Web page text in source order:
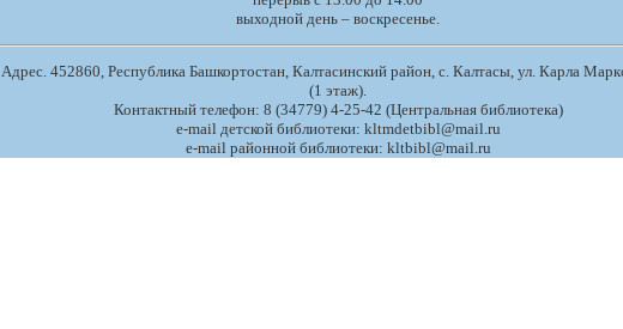
выходной день – воскресенье.
Адрес. 452860, Республика Башкортостан, Калтасинский район, с. Калтасы, ул. Карла
(1 этаж).
Контактный телефон: 8 (34779) 4-25-42 (Центральная библиотека)
e-mail детской библиотеки: kltmdetbibl@mail.ru
e-mail районной библиотеки: kltbibl@mail.ru